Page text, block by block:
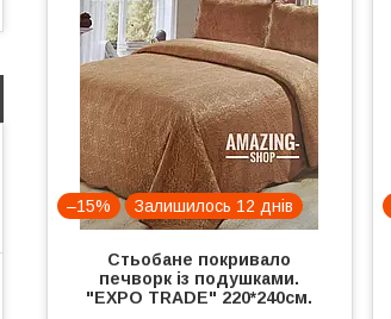
–15% Залишилось 12 днів
Стьобане покривало
печворк із подушками.
"EXPO TRADE" 220*240см.